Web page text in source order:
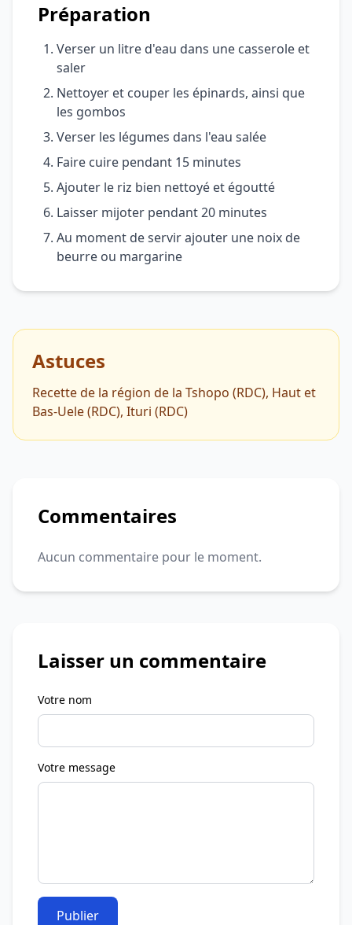
Préparation
Verser un litre d'eau dans une casserole et
saler
Nettoyer et couper les épinards, ainsi que
les gombos
Verser les légumes dans l'eau salée
Faire cuire pendant 15 minutes
Ajouter le riz bien nettoyé et égoutté
Laisser mijoter pendant 20 minutes
Au moment de servir ajouter une noix de
beurre ou margarine
Astuces
Recette de la région de la Tshopo (RDC), Haut et
Bas-Uele (RDC), Ituri (RDC)
Commentaires
Aucun commentaire pour le moment.
Laisser un commentaire
Votre nom
Votre message
Publier